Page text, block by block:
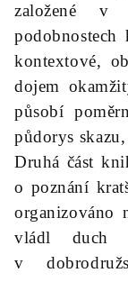
založené
kontextové,
dojem
působí
půdorys
Druhá část
o poznání
organizováno
vládl duch
v